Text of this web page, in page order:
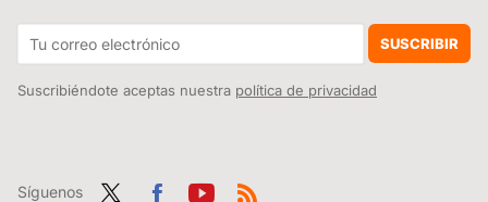
Ni Ikea puede competir contra esto. Xiaomi tiene la solución perfecta para tener luz en cualquier parte de tu casa sin tener un enchufe a mano
SUSCRIBIR
Suscribiéndote aceptas nuestra política de privacidad
Síguenos